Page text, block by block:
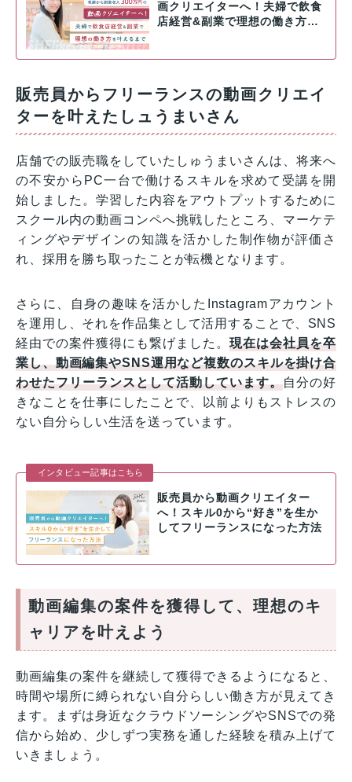
画クリエイターへ！夫婦で飲食
店経営&副業で理想の働き方…
販売員からフリーランスの動画クリエイ
ターを叶えたしュうまいさん
店舗での販売職をしていたしゅうまいさんは、将来へ
の不安からPC一台で働けるスキルを求めて受講を開
始しました。学習した内容をアウトプットするために
スクール内の動画コンペへ挑戦したところ、マーケテ
ィングやデザインの知識を活かした制作物が評価さ
れ、採用を勝ち取ったことが転機となります。
さらに、自身の趣味を活かしたInstagramアカウント
を運用し、それを作品集として活用することで、SNS
経由での案件獲得にも繋げました。現在は会社員を卒
業し、動画編集やSNS運用など複数のスキルを掛け合
わせたフリーランスとして活動しています。自分の好
きなことを仕事にしたことで、以前よりもストレスの
ない自分らしい生活を送っています。
インタビュー記事はこちら
販売員から動画クリエイター
へ！スキル0から“好き”を生か
してフリーランスになった方法
動画編集の案件を獲得して、理想のキ
ャリアを叶えよう
動画編集の案件を継続して獲得できるようになると、
時間や場所に縛られない自分らしい働き方が見えてき
ます。まずは身近なクラウドソーシングやSNSでの発
信から始め、少しずつ実務を通した経験を積み上げて
いきましょう。